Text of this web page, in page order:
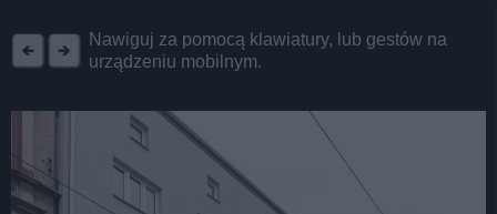
Nawiguj za pomocą klawiatury, lub gestów na
urządzeniu mobilnym.